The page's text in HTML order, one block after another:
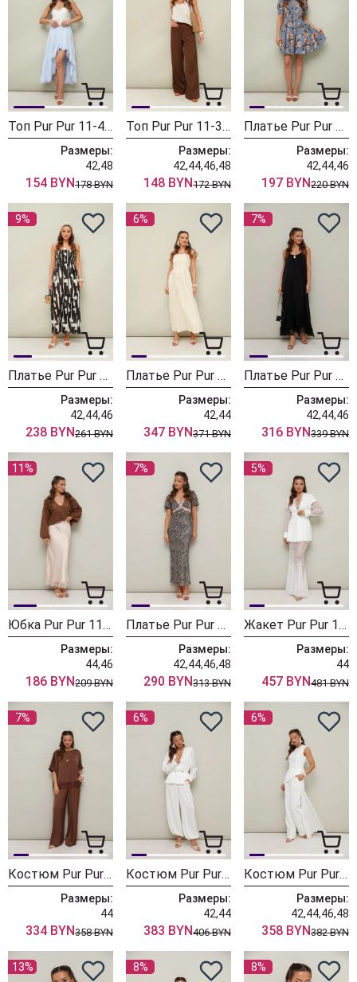
Топ Pur Pur 11-490-1
Размеры:
42,48
154 BYN178 BYN
Топ Pur Pur 11-386-4
Размеры:
42,44,46,48
148 BYN172 BYN
Платье Pur Pur 11-204 голубой
Размеры:
42,44,46
197 BYN220 BYN
9%
Платье Pur Pur 11-360-1
Размеры:
42,44,46
238 BYN261 BYN
6%
Платье Pur Pur 11-362-1
Размеры:
42,44
347 BYN371 BYN
7%
Платье Pur Pur 11-501
Размеры:
42,44,46
316 BYN339 BYN
11%
Юбка Pur Pur 11-492-1
Размеры:
44,46
186 BYN209 BYN
7%
Платье Pur Pur 11-498-1
Размеры:
42,44,46,48
290 BYN313 BYN
5%
Жакет Pur Pur 11-500
Размеры:
44
457 BYN481 BYN
7%
Костюм Pur Pur 11-483
Размеры:
44
334 BYN358 BYN
6%
Костюм Pur Pur 11-497-1
Размеры:
42,44
383 BYN406 BYN
6%
Костюм Pur Pur 11-493
Размеры:
42,44,46,48
358 BYN382 BYN
13% 8% 8%